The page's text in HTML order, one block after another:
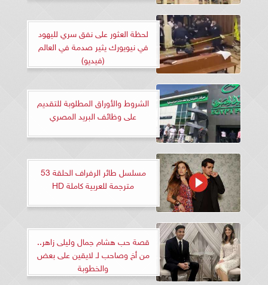
لحظة العثور على نفق سري لليهود
في نيويورك يثير صدمة في العالم
(فيديو)
الشروط والأوراق المطلوبة للتقديم
على وظائف البريد المصري
مسلسل طائر الرفراف الحلقة 53
مترجمة للعربية كاملة HD
قصة حب هشام جمال وليلى زاهر..
من أخ وصاحب لـ لايقين على بعض
والخطوبة